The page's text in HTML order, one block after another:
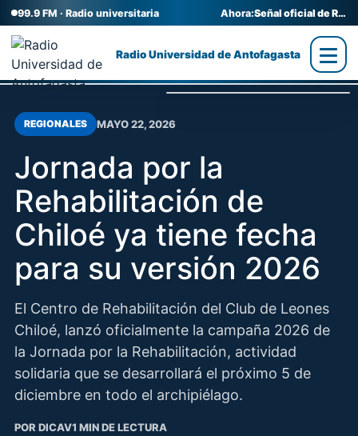
99.9 FM · Radio universitaria Ahora: Señal oficial de Radio UA
Radio Universidad de Antofagasta
REGIONALES MAYO 22, 2026
Jornada por la
Rehabilitación de
Chiloé ya tiene fecha
para su versión 2026
El Centro de Rehabilitación del Club de Leones
Chiloé, lanzó oficialmente la campaña 2026 de
la Jornada por la Rehabilitación, actividad
solidaria que se desarrollará el próximo 5 de
diciembre en todo el archipiélago.
POR DICAV1 MIN DE LECTURA